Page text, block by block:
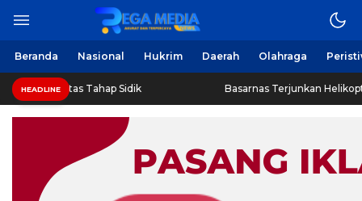
Beranda Nasional Hukrim Daerah Olahraga
HEADLINE
Tahap Sidik Basarnas Terjunkan Helikopter Sisir